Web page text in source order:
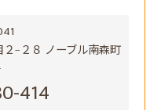
−２８ ノーブル南森町
414